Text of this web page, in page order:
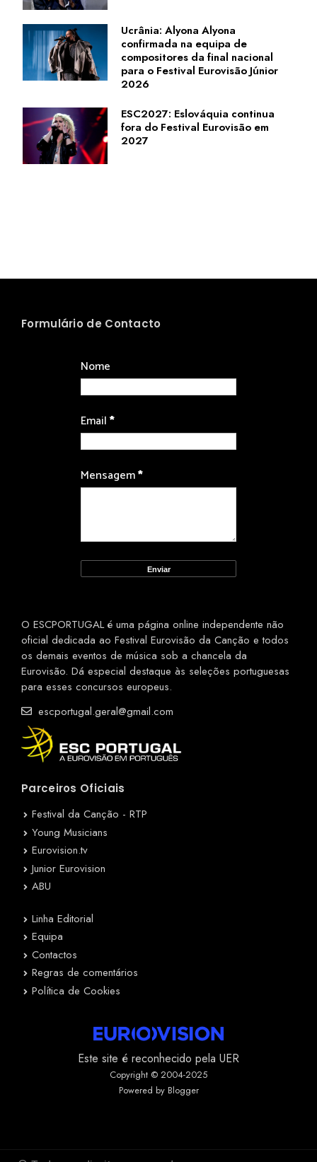
Ucrânia: Alyona Alyona
confirmada na equipa de
compositores da final nacional
para o Festival Eurovisão Júnior
2026
ESC2027: Eslováquia continua
fora do Festival Eurovisão em
2027
Formulário de Contacto
Nome
Email*
Mensagem*
O ESCPORTUGAL é uma página online independente não
oficial dedicada ao Festival Eurovisão da Canção e todos
os demais eventos de música sob a chancela da
Eurovisão. Dá especial destaque às seleções portuguesas
para esses concursos europeus.
escportugal.geral@gmail.com
Parceiros Oficiais
Festival da Canção - RTP
Young Musicians
Eurovision.tv
Junior Eurovision
ABU
Linha Editorial
Equipa
Contactos
Regras de comentários
Política de Cookies
Este site é reconhecido pela UER
Copyright © 2004-2025
Powered by Blogger